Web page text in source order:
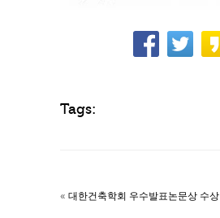
Tags:
« 대한건축학회 우수발표논문상 수상